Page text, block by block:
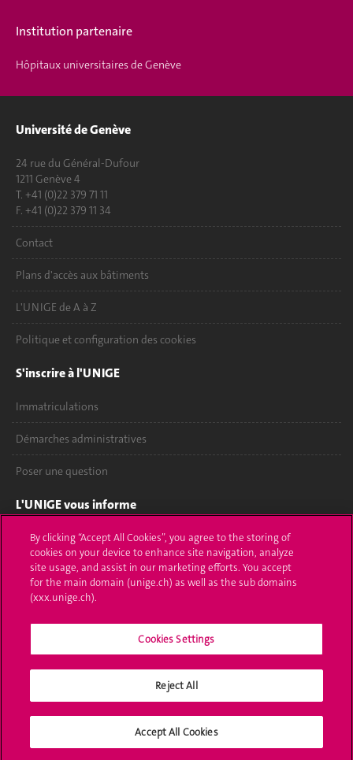
Institution partenaire
Hôpitaux universitaires de Genève
Université de Genève
24 rue du Général-Dufour
1211 Genève 4
T. +41 (0)22 379 71 11
F. +41 (0)22 379 11 34
Contact
Plans d'accès aux bâtiments
L'UNIGE de A à Z
Politique et configuration des cookies
S'inscrire à l'UNIGE
Immatriculations
Démarches administratives
Poser une question
L'UNIGE vous informe
UNIGE Mobile
Médias
Offres d'emploi
Calendrier académique
Médias sociaux UNIGE
By clicking “Accept All Cookies”, you agree to the storing of
cookies on your device to enhance site navigation, analyze
site usage, and assist in our marketing efforts. You accept
for the main domain (unige.ch) as well as the sub domains
(xxx.unige.ch).
Cookies Settings
Reject All
Accept All Cookies